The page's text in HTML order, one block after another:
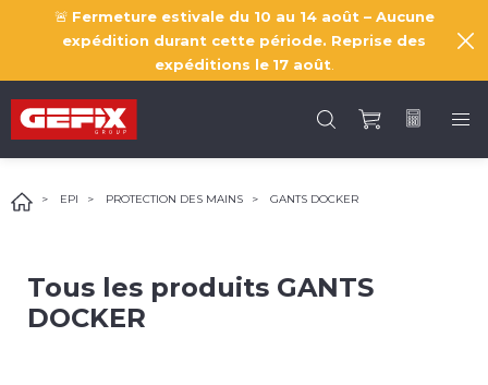
🚨 Fermeture estivale du 10 au 14 août – Aucune
expédition durant cette période. Reprise des
expéditions le 17 août
EPI PROTECTION DES MAINS GANTS DOCKER
Tous les produits GANTS
DOCKER